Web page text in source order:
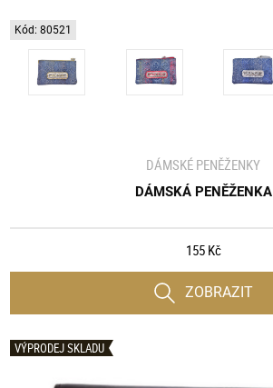
Kód: 80521
DÁMSKÉ PENĚŽENKY
DÁMSKÁ PENĚŽENKA
155 Kč
ZOBRAZIT
VÝPRODEJ SKLADU